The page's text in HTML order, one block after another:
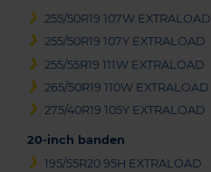
255/50R19 107W EXTRALOAD
255/50R19 107Y EXTRALOAD
255/55R19 111W EXTRALOAD
265/50R19 110W EXTRALOAD
275/40R19 105Y EXTRALOAD
20-inch banden
195/55R20 95H EXTRALOAD